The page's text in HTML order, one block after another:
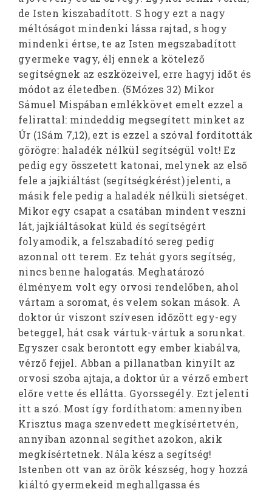
de Isten kiszabadított. S hogy ezt a nagy
méltóságot mindenki lássa rajtad, s hogy
mindenki értse, te az Isten megszabadított
gyermeke vagy, élj ennek a kötelező
segítségnek az eszközeivel, erre hagyj időt és
módot az életedben. (5Mózes 32) Mikor
Sámuel Mispában emlékkövet emelt ezzel a
felirattal: mindeddig megsegített minket az
Úr (1Sám 7,12), ezt is ezzel a szóval fordították
görögre: haladék nélkül segítségül volt! Ez
pedig egy összetett katonai, melynek az első
fele a jajkiáltást (segítségkérést) jelenti, a
másik fele pedig a haladék nélküli sietséget.
Mikor egy csapat a csatában mindent veszni
lát, jajkiáltásokat küld és segítségért
folyamodik, a felszabadító sereg pedig
azonnal ott terem. Ez tehát gyors segítség,
nincs benne halogatás. Meghatározó
élményem volt egy orvosi rendelőben, ahol
vártam a soromat, és velem sokan mások. A
doktor úr viszont szívesen időzött egy-egy
beteggel, hát csak vártuk-vártuk a sorunkat.
Egyszer csak berontott egy ember kiabálva,
vérző fejjel. Abban a pillanatban kinyílt az
orvosi szoba ajtaja, a doktor úr a vérző embert
előre vette és ellátta. Gyorssegély. Ezt jelenti
itt a szó. Most így fordíthatom: amennyiben
Krisztus maga szenvedett megkísértetvén,
annyiban azonnal segíthet azokon, akik
megkísértetnek. Nála kész a segítség!
Istenben ott van az örök készség, hogy hozzá
kiáltó gyermekeid meghallgassa és